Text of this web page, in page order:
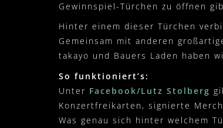
Gewinnspiel-Türchen zu öffnen
Hinter einem dieser Türchen
Gemeinsam mit anderen
takayo und Bauers Laden haben
So funktioniert’s:
Unter Facebook/Lutz Stolberg
Konzertfreikarten, signierte
Was genau sich hinter welchem